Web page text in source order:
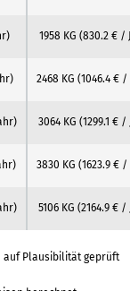
1958 KG (830.2 € /
2468 KG (1046.4 € /
3064 KG (1299.1 € /
3830 KG (1623.9 € /
5106 KG (2164.9 € /
auf Plausibilität geprüft